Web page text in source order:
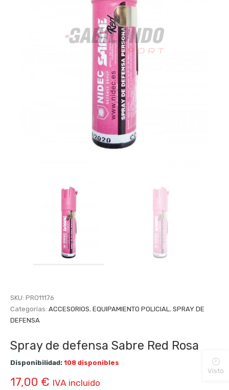
SKU: PRO11176
Categorías: ACCESORIOS, EQUIPAMIENTO POLICIAL, SPRAY DE
DEFENSA
Spray de defensa Sabre Red Rosa
Disponibilidad: 108 disponibles
17,00 € IVA incluido
Visto